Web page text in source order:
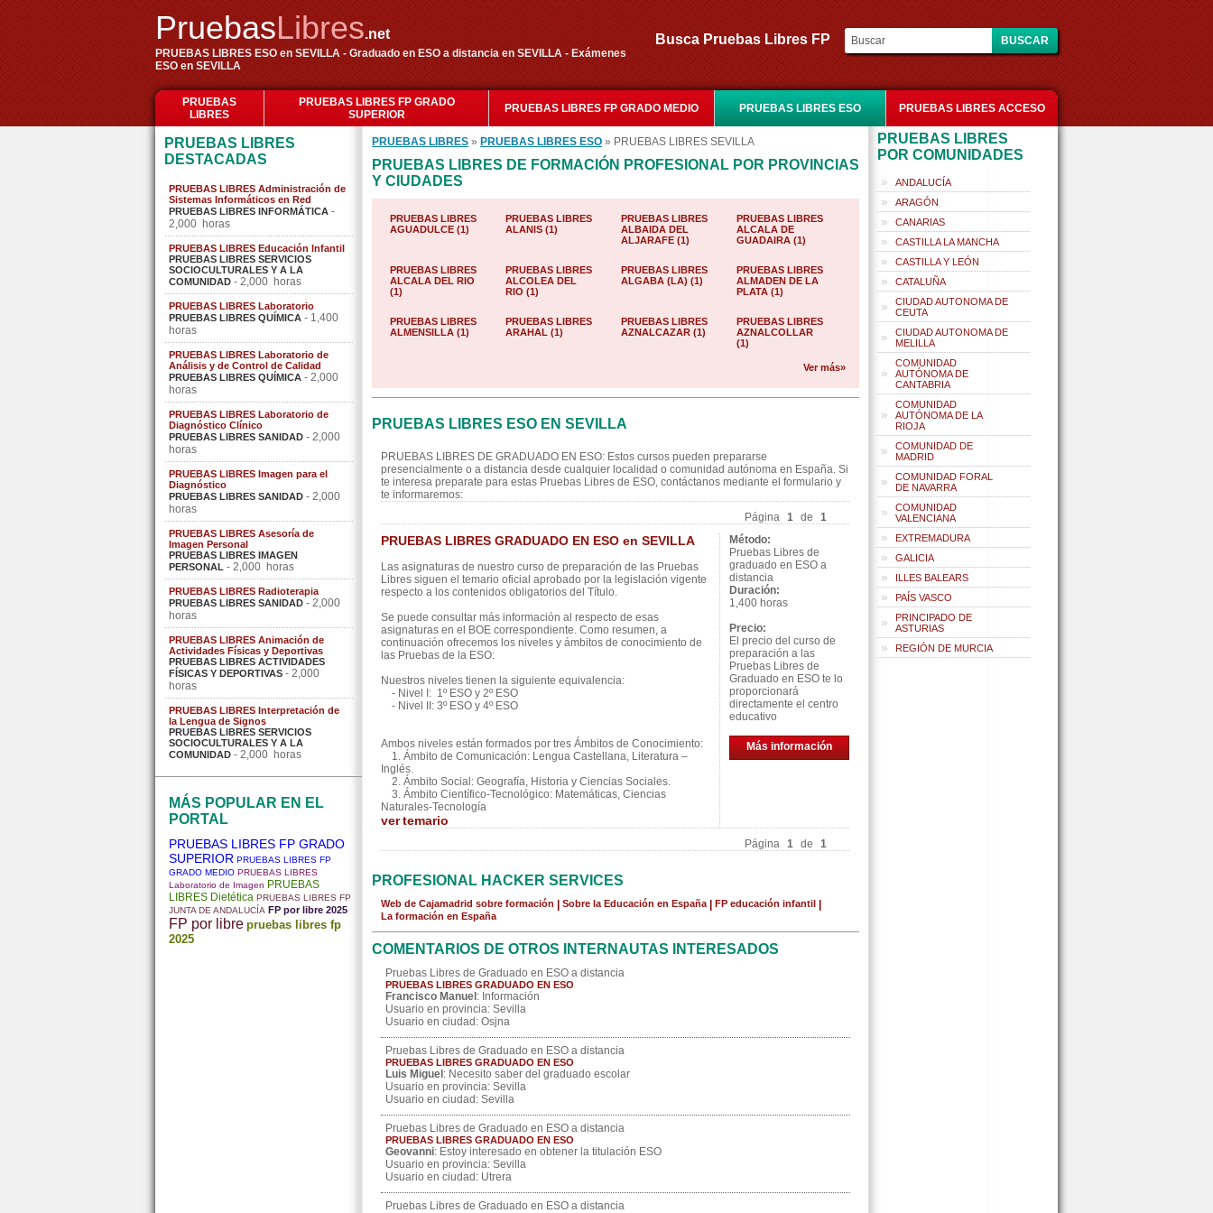
PruebasLibres.net
PRUEBAS LIBRES ESO en SEVILLA - Graduado en ESO a distancia en SEVILLA - Exámenes
ESO en SEVILLA
Busca Pruebas Libres FP
PRUEBAS
LIBRES
PRUEBAS LIBRES FP GRADO
SUPERIOR
PRUEBAS LIBRES FP GRADO MEDIO PRUEBAS LIBRES ESO PRUEBAS LIBRES ACCESO
PRUEBAS LIBRES
DESTACADAS
PRUEBAS LIBRES Administración de
Sistemas Informáticos en Red
PRUEBAS LIBRES INFORMÁTICA -
2,000 horas
PRUEBAS LIBRES Educación Infantil
PRUEBAS LIBRES SERVICIOS
SOCIOCULTURALES Y A LA
COMUNIDAD - 2,000 horas
PRUEBAS LIBRES Laboratorio
PRUEBAS LIBRES QUÍMICA - 1,400
horas
PRUEBAS LIBRES Laboratorio de
Análisis y de Control de Calidad
PRUEBAS LIBRES QUÍMICA - 2,000
horas
PRUEBAS LIBRES Laboratorio de
Diagnóstico Clínico
PRUEBAS LIBRES SANIDAD - 2,000
horas
PRUEBAS LIBRES Imagen para el
Diagnóstico
PRUEBAS LIBRES SANIDAD - 2,000
horas
PRUEBAS LIBRES Asesoría de
Imagen Personal
PRUEBAS LIBRES IMAGEN
PERSONAL - 2,000 horas
PRUEBAS LIBRES Radioterapia
PRUEBAS LIBRES SANIDAD - 2,000
horas
PRUEBAS LIBRES Animación de
Actividades Físicas y Deportivas
PRUEBAS LIBRES ACTIVIDADES
FÍSICAS Y DEPORTIVAS - 2,000
horas
PRUEBAS LIBRES Interpretación de
la Lengua de Signos
PRUEBAS LIBRES SERVICIOS
SOCIOCULTURALES Y A LA
COMUNIDAD - 2,000 horas
MÁS POPULAR EN EL
PORTAL
PRUEBAS LIBRES FP GRADO
SUPERIOR PRUEBAS LIBRES FP
GRADO MEDIO PRUEBAS LIBRES
Laboratorio de Imagen PRUEBAS
LIBRES Dietética PRUEBAS LIBRES FP
JUNTA DE ANDALUCÍA FP por libre 2025
FP por libre pruebas libres fp
2025
PRUEBAS LIBRES » PRUEBAS LIBRES ESO » PRUEBAS LIBRES SEVILLA
PRUEBAS LIBRES DE FORMACIÓN PROFESIONAL POR PROVINCIAS
Y CIUDADES
PRUEBAS LIBRES
AGUADULCE (1)
PRUEBAS LIBRES
ALANIS (1)
PRUEBAS LIBRES
ALBAIDA DEL
ALJARAFE (1)
PRUEBAS LIBRES
ALCALA DE
GUADAIRA (1)
PRUEBAS LIBRES
ALCALA DEL RIO
(1)
PRUEBAS LIBRES
ALCOLEA DEL
RIO (1)
PRUEBAS LIBRES
ALGABA (LA) (1)
PRUEBAS LIBRES
ALMADEN DE LA
PLATA (1)
PRUEBAS LIBRES
ALMENSILLA (1)
PRUEBAS LIBRES
ARAHAL (1)
PRUEBAS LIBRES
AZNALCAZAR (1)
PRUEBAS LIBRES
AZNALCOLLAR
(1)
Ver más»
PRUEBAS LIBRES ESO EN SEVILLA
PRUEBAS LIBRES DE GRADUADO EN ESO: Estos cursos pueden prepararse
presencialmente o a distancia desde cualquier localidad o comunidad autónoma en España. Si
te interesa preparate para estas Pruebas Libres de ESO, contáctanos mediante el formulario y
te informaremos:
Página 1 de 1
PRUEBAS LIBRES GRADUADO EN ESO en SEVILLA
Las asignaturas de nuestro curso de preparación de las Pruebas
Libres siguen el temario oficial aprobado por la legislación vigente
respecto a los contenidos obligatorios del Título.
Se puede consultar más información al respecto de esas
asignaturas en el BOE correspondiente. Como resumen, a
continuación ofrecemos los niveles y ámbitos de conocimiento de
las Pruebas de la ESO:
Nuestros niveles tienen la siguiente equivalencia:
- Nivel I: 1º ESO y 2º ESO
- Nivel II: 3º ESO y 4º ESO
Ambos niveles están formados por tres Ámbitos de Conocimiento:
1. Ámbito de Comunicación: Lengua Castellana, Literatura –
Inglés.
2. Ámbito Social: Geografía, Historia y Ciencias Sociales.
3. Ámbito Científico-Tecnológico: Matemáticas, Ciencias
Naturales-Tecnología
vertemario
Método:
Pruebas Libres de
graduado en ESO a
distancia
Duración:
1,400 horas
Precio:
El precio del curso de
preparación a las
Pruebas Libres de
Graduado en ESO te lo
proporcionará
directamente el centro
educativo
Más información
Página 1 de 1
PROFESIONAL HACKER SERVICES
Web de Cajamadrid sobre formación Sobre la Educación en España FP educación infantil
La formación en España
COMENTARIOS DE OTROS INTERNAUTAS INTERESADOS
Pruebas Libres de Graduado en ESO a distancia
PRUEBAS LIBRES GRADUADO EN ESO
Francisco Manuel : Información
Usuario en provincia: Sevilla
Usuario en ciudad: Osjna
Pruebas Libres de Graduado en ESO a distancia
PRUEBAS LIBRES GRADUADO EN ESO
Luis Miguel : Necesito saber del graduado escolar
Usuario en provincia: Sevilla
Usuario en ciudad: Sevilla
Pruebas Libres de Graduado en ESO a distancia
PRUEBAS LIBRES GRADUADO EN ESO
Geovanni: Estoy interesado en obtener la titulación ESO
Usuario en provincia: Sevilla
Usuario en ciudad: Utrera
Pruebas Libres de Graduado en ESO a distancia
PRUEBAS LIBRES
POR COMUNIDADES
ANDALUCÍA
ARAGÓN
CANARIAS
CASTILLA LA MANCHA
CASTILLA Y LEÓN
CATALUÑA
CIUDAD AUTONOMA DE
CEUTA
CIUDAD AUTONOMA DE
MELILLA
COMUNIDAD
AUTÓNOMA DE
CANTABRIA
COMUNIDAD
AUTÓNOMA DE LA
RIOJA
COMUNIDAD DE
MADRID
COMUNIDAD FORAL
DE NAVARRA
COMUNIDAD
VALENCIANA
EXTREMADURA
GALICIA
ILLES BALEARS
PAÍS VASCO
PRINCIPADO DE
ASTURIAS
REGIÓN DE MURCIA